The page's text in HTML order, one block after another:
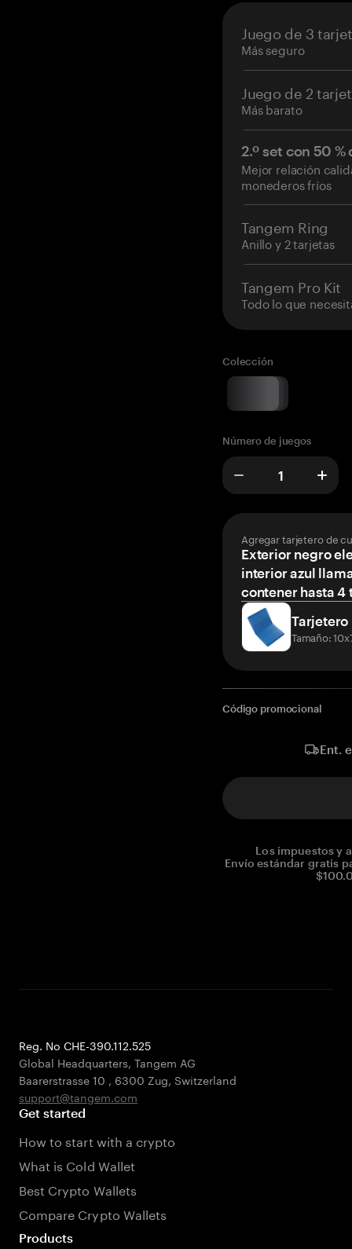
Juego de 3
Más seguro
Juego de 2
Más barato
2.º set con 50
Mejor relación
monederos fríos
Tangem Ring
Anillo y 2 tarjetas
Tangem Pro Kit
Todo lo que
Colección
Número de juegos
Agregar tarjetero de
Exterior negro
interior azul
contener hasta 4
Tarjetero
Tamaño:
Código promocional
Ent.
Los impuestos y
Envío estándar gratis
Reg. No CHE-390.112.525
Global Headquarters, Tangem AG
Baarerstrasse 10 , 6300 Zug, Switzerland
support@tangem.com
Get started
How to start with a crypto
What is Cold Wallet
Best Crypto Wallets
Compare Crypto Wallets
Products